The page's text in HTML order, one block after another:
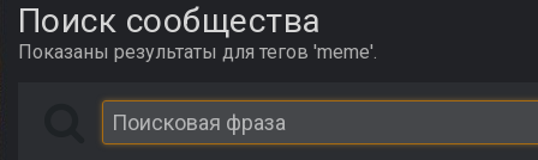
Поиск сообщества
Показаны результаты для тегов 'meme'.